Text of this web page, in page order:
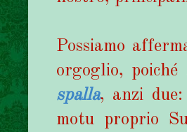
Possiamo
orgoglio, poiché
spalla, anzi
motu proprio